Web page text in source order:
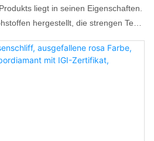
liegt in seinen Eigenschaften.
hergestellt, die strengen Tests
Eigenschaften und weitere Vorteile
Wert auf das Design gelegt,